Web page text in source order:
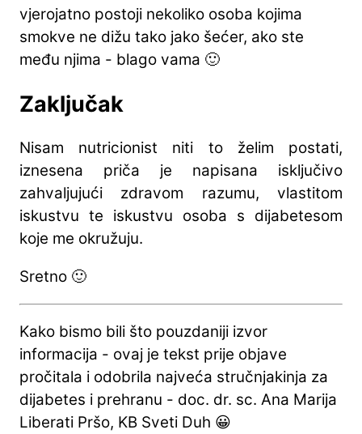
vjerojatno postoji nekoliko osoba kojima
smokve ne dižu tako jako šećer, ako ste
među njima - blago vama 🙂
Zaključak
Nisam nutricionist niti to želim postati,
iznesena priča je napisana isključivo
zahvaljujući zdravom razumu, vlastitom
iskustvu te iskustvu osoba s dijabetesom
koje me okružuju.
Sretno 🙂
Kako bismo bili što pouzdaniji izvor
informacija - ovaj je tekst prije objave
pročitala i odobrila najveća stručnjakinja za
dijabetes i prehranu - doc. dr. sc. Ana Marija
Liberati Pršo, KB Sveti Duh 😀